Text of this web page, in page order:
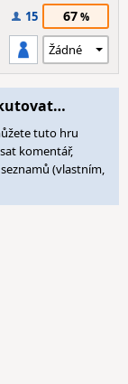
15 67
tuto hru
komentář,
(vlastním,